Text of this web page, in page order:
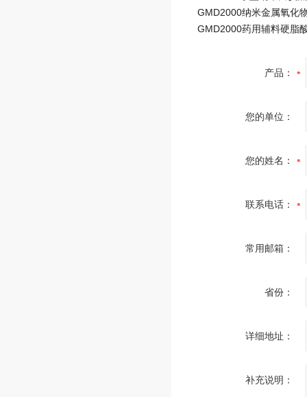
产品：
您的单位：
您的姓名：
联系电话：
常用邮箱：
省份：
详细地址：
补充说明：